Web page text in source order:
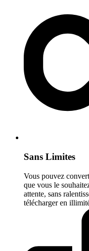
Sans Limites
Vous pouvez
que vous le
attente, sans
télécharger en